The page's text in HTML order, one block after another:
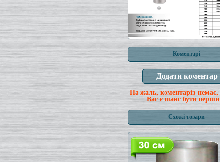
Коментарі
На жаль, коментарів немає,
Вас є шанс бути
Схожі товари